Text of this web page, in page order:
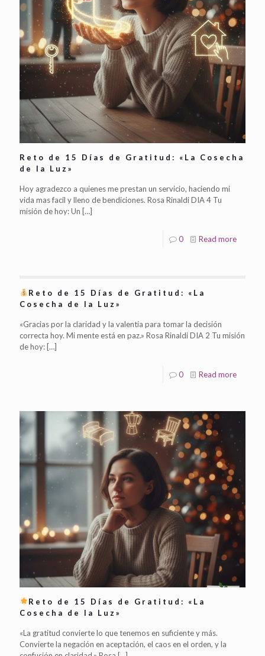
Reto de 15 Días de Gratitud: «La Cosecha
de la Luz»
Hoy agradezco a quienes me prestan un servicio, haciendo mi
vida mas facil y lleno de bendiciones. Rosa Rinaldi DIA 4 Tu
misión de hoy: Un […]
0 Read more
Reto de 15 Días de Gratitud: «La
Cosecha de la Luz»
«Gracias por la claridad y la valentía para tomar la decisión
correcta hoy. Mi mente está en paz.» Rosa Rinaldi DIA 2 Tu misión
de hoy:[…]
0 Read more
Reto de 15 Días de Gratitud: «La
Cosecha de la Luz»
«La gratitud convierte lo que tenemos en suficiente y más.
Convierte la negación en aceptación, el caos en el orden, y la